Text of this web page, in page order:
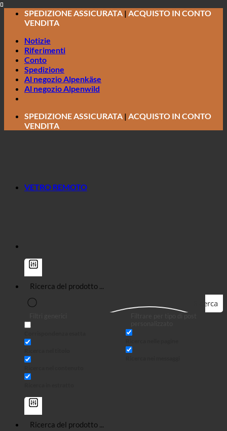
Salta
SPEDIZIONE ASSICURATA | ACQUISTO IN CONTO
VENDITA
Notizie
Riferimenti
Conto
Spedizione
Al negozio Alpenkäse
Al negozio Alpenwild
SPEDIZIONE ASSICURATA | ACQUISTO IN CONTO
VENDITA
Ricerca
VETRO REMOTO